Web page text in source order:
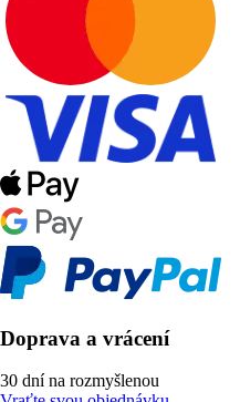
Doprava a vrácení
30 dní na rozmyšlenou